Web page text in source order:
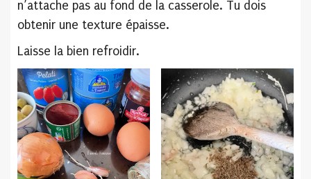
n’attache pas au fond de la casserole. Tu dois
obtenir une texture épaisse.
Laisse la bien refroidir.